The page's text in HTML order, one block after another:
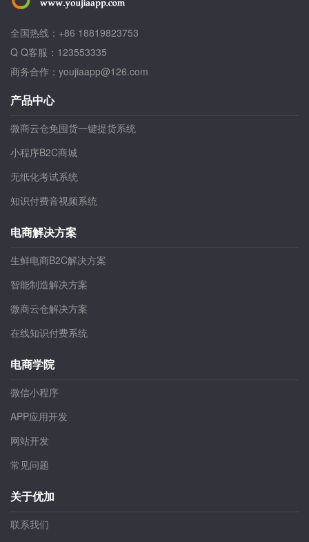
全国热线：+86 18819823753
Q Q客服：123553335
商务合作：youjiaapp@126.com
产品中心
微商云仓免囤货一键提货系统
小程序B2C商城
无纸化考试系统
知识付费音视频系统
电商解决方案
生鲜电商B2C解决方案
智能制造解决方案
微商云仓解决方案
在线知识付费系统
电商学院
微信小程序
APP应用开发
网站开发
常见问题
关于优加
联系我们